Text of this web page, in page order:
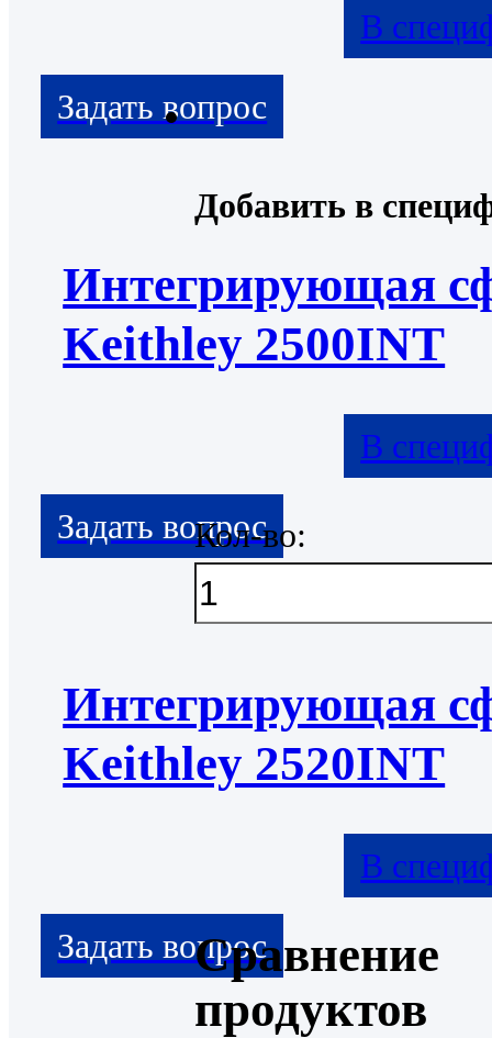
В
Интегрирующая
Keithley 2500INT
В
Интегрирующая
Keithley 2520INT
В
Добавить в
Кол-во:
Сравнение
продуктов